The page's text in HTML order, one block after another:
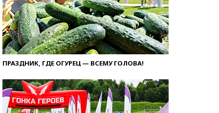
ПРАЗДНИК, ГДЕ ОГУРЕЦ — ВСЕМУ ГОЛОВА!